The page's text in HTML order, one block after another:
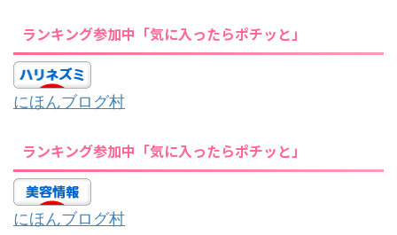
ランキング参加中「気に入ったらポチッと」
にほんブログ村
ランキング参加中「気に入ったらポチッと」
にほんブログ村